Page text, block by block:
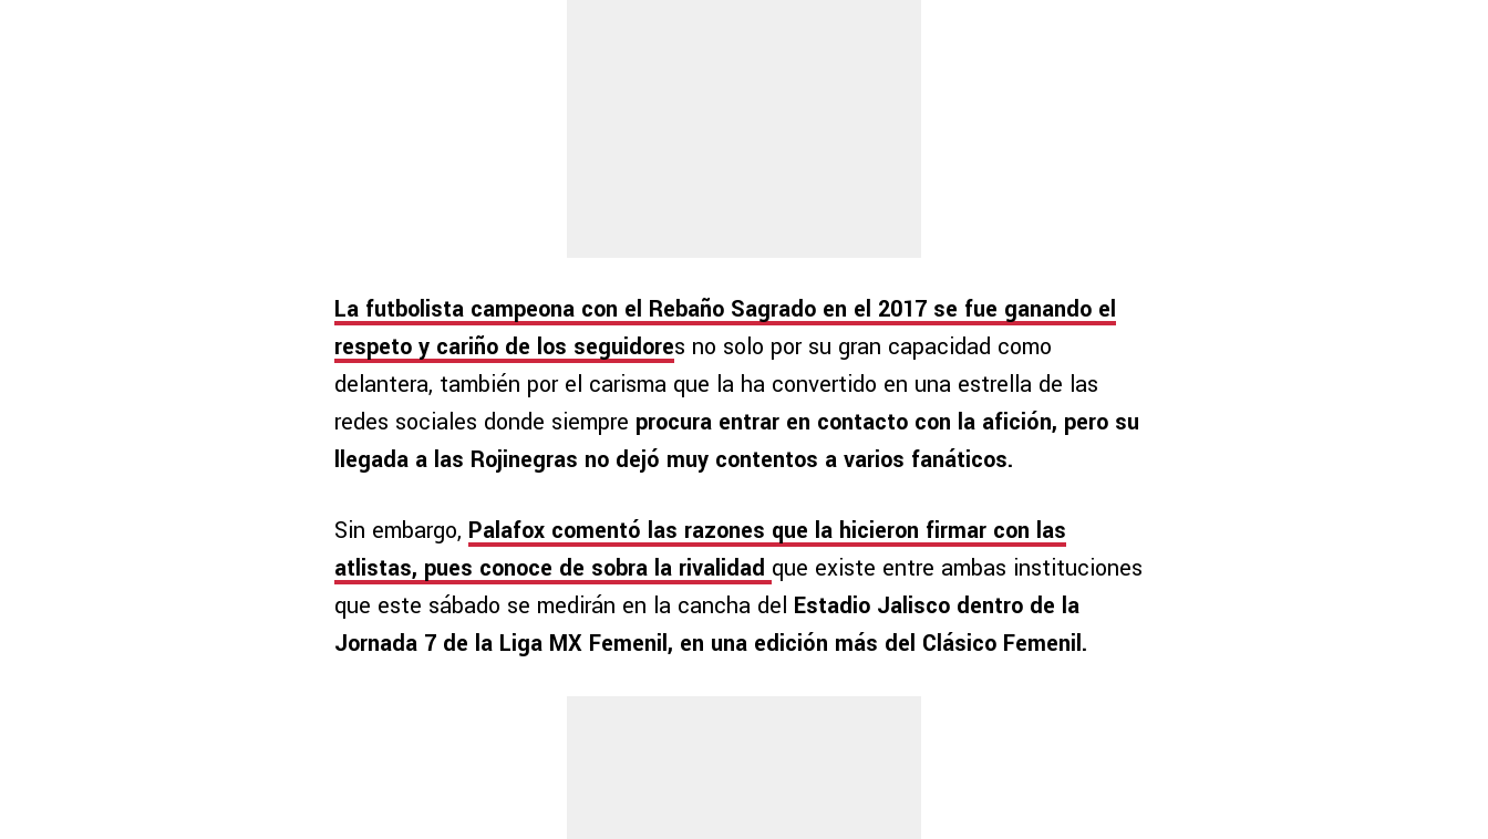
La futbolista campeona con el Rebaño Sagrado en el 2017 se fue ganando el
respeto y cariño de los seguidores no solo por su gran capacidad como
delantera, también por el carisma que la ha convertido en una estrella de las
redes sociales donde siempre procura entrar en contacto con la afición, pero su
llegada a las Rojinegras no dejó muy contentos a varios fanáticos.
Sin embargo, Palafox comentó las razones que la hicieron firmar con las
atlistas, pues conoce de sobra la rivalidad que existe entre ambas instituciones
que este sábado se medirán en la cancha del Estadio Jalisco dentro de la
Jornada 7 de la Liga MX Femenil, en una edición más del Clásico Femenil.